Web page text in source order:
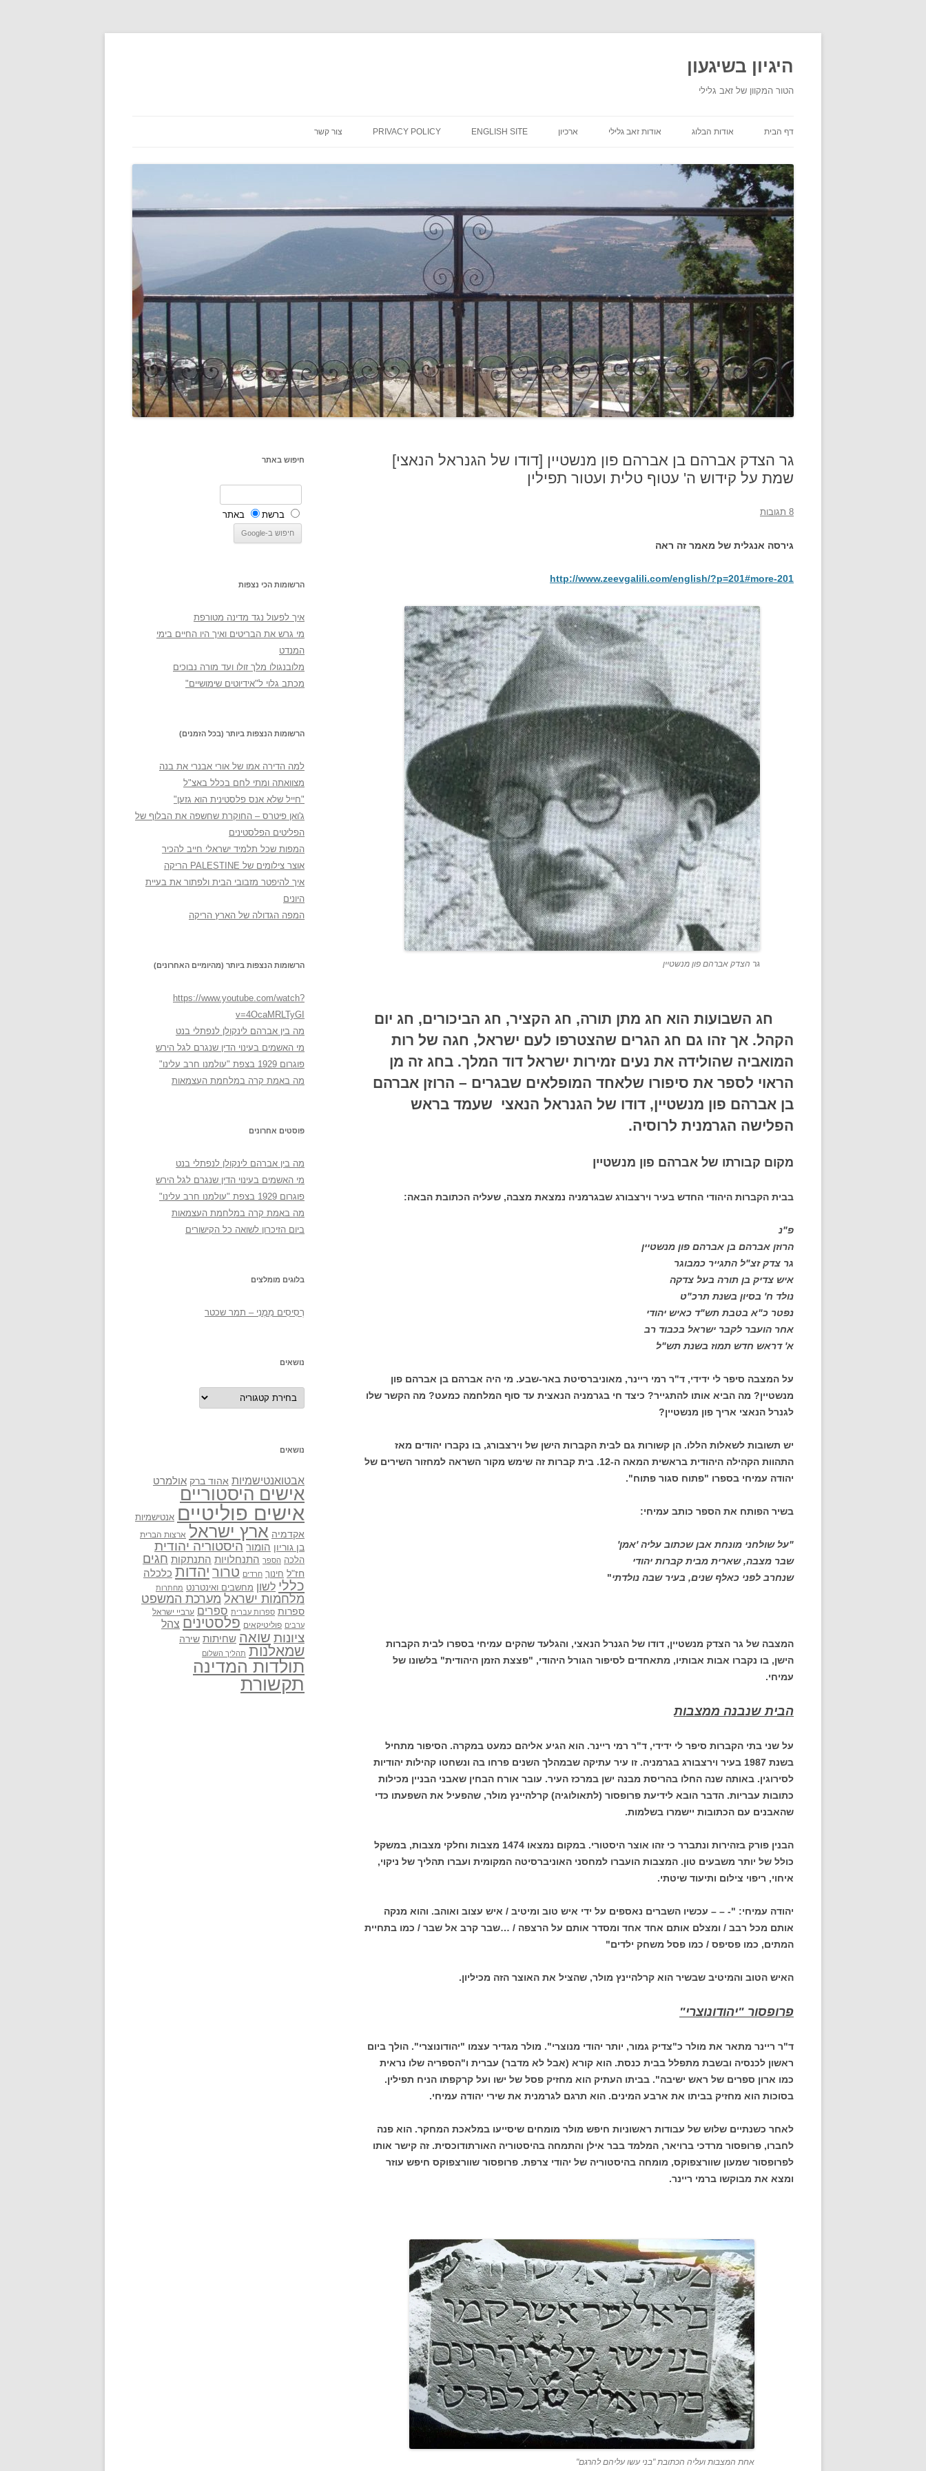
היגיון בשיגעון
הטור המקוון של זאב גלילי
דף הבית אודות הבלוג אודות זאב גלילי ארכיון ENGLISH SITE
PRIVACY POLICY צור קשר
גר הצדק אברהם בן אברהם פון מנשטיין [דודו של הגנראל הנאצי]
שמת על קידוש ה' עטוף טלית ועטור תפילין
8 תגובות
גירסה אנגלית של מאמר זה ראה
http://www.zeevgalili.com/english/?p=201#more-201
גר הצדק אברהם פון מנשטיין
חג השבועות הוא חג מתן תורה, חג הקציר, חג הביכורים, חג יום
הקהל. אך זהו גם חג הגרים שהצטרפו לעם ישראל, חגה של רות
המואביה שהולידה את נעים זמירות ישראל דוד המלך. בחג זה מן
הראוי לספר את סיפורו שלאחד המופלאים שבגרים – הרוזן אברהם
בן אברהם פון מנשטיין, דודו של הגנראל הנאצי שעמד בראש
הפלישה הגרמנית לרוסיה.
מקום קבורתו של אברהם פון מנשטיין
בבית הקברות היהודי החדש בעיר וירצבורג שבגרמניה נמצאת מצבה, שעליה הכתובת הבאה:
פ"נ
הרוזן אברהם בן אברהם פון מנשטיין
גר צדק זצ"ל התגייר כמבוגר
איש צדיק בן תורה בעל צדקה
נולד ח' בסיון בשנת תרכ"ט
נפטר כ"א בטבת תש"ד כאיש יהודי
אחר הועבר לקבר ישראל בכבוד רב
א' דראש חדש תמוז בשנת תש"ל
על המצבה סיפר לי ידידי, ד"ר רמי ריינר, מאוניברסיטת באר-שבע. מי היה אברהם בן אברהם פון
מנשטיין? מה הביא אותו להתגייר? כיצד חי בגרמניה הנאצית עד סוף המלחמה כמעט? מה הקשר שלו
לגנרל הנאצי אריך פון מנשטיין?
יש תשובות לשאלות הללו. הן קשורות גם לבית הקברות הישן של וירצבורג, בו נקברו יהודים מאז
התהוות הקהילה היהודית בראשית המאה ה-12. בית קברות זה שימש מקור השראה למחזור השירים של
יהודה עמיחי בספרו "פתוח סגור פתוח".
בשיר הפותח את הספר כותב עמיחי:
"על שולחני מונחת אבן שכתוב עליה 'אמן'
שבר מצבה, שארית מבית קברות יהודי
שנחרב לפני כאלף שנים, בעיר שבה נולדתי"
המצבה של גר הצדק מנשטיין, דודו של הגנרל הנאצי, והגלעד שהקים עמיחי בספרו לבית הקברות
הישן, בו נקברו אבות אבותיו, מתאחדים לסיפור הגורל היהודי, "פצצת הזמן היהודית" בלשונו של
עמיחי.
הבית שנבנה ממצבות
על שני בתי הקברות סיפר לי ידידי, ד"ר רמי ריינר. הוא הגיע אליהם כמעט במקרה. הסיפור מתחיל
בשנת 1987 בעיר וירצבורג בגרמניה. זו עיר עתיקה שבמהלך השנים פרחו בה ונשחטו קהילות יהודיות
לסירוגין. באותה שנה החלו בהריסת מבנה ישן במרכז העיר. עובר אורח הבחין שאבני הבניין מכילות
כתובות עבריות. הדבר הובא לידיעת פרופסור (לתאולוגיה) קרלהיינץ מולר, שהפעיל את השפעתו כדי
שהאבנים עם הכתובות יישמרו בשלמות.
הבנין פורק בזהירות ונתברר כי זהו אוצר היסטורי. במקום נמצאו 1474 מצבות וחלקי מצבות, במשקל
כולל של יותר משבעים טון. המצבות הועברו למחסני האוניברסיטה המקומית ועברו תהליך של ניקוי,
איחוי, ריפוי צילום ותיעוד שיטתי.
יהודה עמיחי: "- – – עכשיו השברים נאספים על ידי איש טוב ומיטיב / איש עצוב ואוהב. והוא מנקה
אותם מכל רבב / ומצלם אותם אחד אחד ומסדר אותם על הרצפה / …שבר קרב אל שבר / כמו בתחיית
המתים, כמו פסיפס / כמו פסל משחק ילדים"
האיש הטוב והמיטיב שבשיר הוא קרלהיינץ מולר, שהציל את האוצר הזה מכיליון.
פרופסור "יהודונוצרי"
ד"ר ריינר מתאר את מולר כ"צדיק גמור, יותר יהודי מנוצרי". מולר מגדיר עצמו "יהודונוצרי". הולך ביום
ראשון לכנסיה ובשבת מתפלל בבית כנסת. הוא קורא (אבל לא מדבר) עברית ו"הספריה שלו נראית
כמו ארון ספרים של ראש ישיבה". בביתו העתיק הוא מחזיק פסל של ישו ועל קרקפתו הניח תפילין.
בסוכות הוא מחזיק בביתו את ארבע המינים. הוא תרגם לגרמנית את שירי יהודה עמיחי.
לאחר כשנתיים שלוש של עבודות ראשוניות חיפש מולר מומחים שיסייעו במלאכת המחקר. הוא פנה
לחברו, פרופסור מרדכי ברויאר, המלמד בבר אילן והתמחה בהיסטוריה האורתודוכסית. זה קישר אותו
לפרופסור שמעון שוורצפוקס, מומחה בהיסטוריה של יהודי צרפת. פרופסור שוורצפוקס חיפש עוזר
ומצא את מבוקשו ברמי ריינר.
אחת המצבות ועליה הכתובת "בני עשו עליהם להרגם"
חיפוש באתר
ברשת באתר
הרשומות הכי נצפות
איך לפעול נגד מדינה מטורפת
מי גרש את הבריטים ואיך היו החיים בימי
המנדט
מלובנגולו מלך זולו ועד מורה נבוכים
מכתב גלוי ל"אידיוטים שימושיים"
הרשומות הנצפות ביותר (בכל הזמנים)
למה הדירה אמו של אורי אבנרי את בנה
מצוואתה ומתי לחם בכלל באצ"ל
"חייל שלא אנס פלסטינית הוא גזען"
ג'ואן פיטרס – החוקרת שחשפה את הבלוף של
הפליטים הפלסטינים
המפות שכל תלמיד ישראלי חייב להכיר
אוצר צילומים של PALESTINE הריקה
איך להיפטר מזבובי הבית ולפתור את בעיית
היונים
המפה הגדולה של הארץ הריקה
הרשומות הנצפות ביותר (מהיומיים האחרונים)
https://www.youtube.com/watch?
v=4OcaMRLTyGI
מה בין אברהם לינקולן לנפתלי בנט
מי האשמים בעינוי הדין שנגרם לגל הירש
פוגרום 1929 בצפת "עולמנו חרב עלינו"
מה באמת קרה במלחמת העצמאות
פוסטים אחרונים
מה בין אברהם לינקולן לנפתלי בנט
מי האשמים בעינוי הדין שנגרם לגל הירש
פוגרום 1929 בצפת "עולמנו חרב עלינו"
מה באמת קרה במלחמת העצמאות
ביום הזיכרון לשואה כל הקישורים
בלוגים מומלצים
רְסִיסִים מִמֶנִי – תמר שכטר
נושאים
נושאים
נושאים
אבטואנטישמיות אהוד ברק אולמרט
אישים היסטוריים
אישים פוליטיים אנטישמיות
אקדמיה ארץ ישראל ארצות הברית
בן גוריון הומור היסטוריה יהודית
הלכה הספר התנחלויות התנתקות חגים
חז"ל חינוך חרדים טרור יהדות כלכלה
כללי לשון מחשבים ואינטרנט מחתרות
מלחמות ישראל מערכת המשפט
ספרות ספרות עברית ספרים ערביי ישראל
ערבים פוליטיקאים פלסטינים צהל
ציונות שואה שחיתות שירה
שמאלנות תהליך השלום
תולדות המדינה
תקשורת